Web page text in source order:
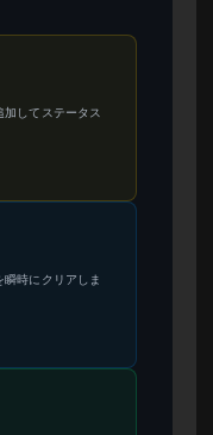
加してステータス
時にクリアしま